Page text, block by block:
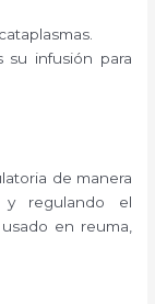
su infusión para
de manera
y regulando el
en reuma,